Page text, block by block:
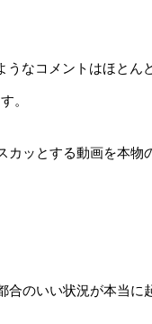
うなコメントはほと
。
カッとする動画を本
合のいい状況が本当に